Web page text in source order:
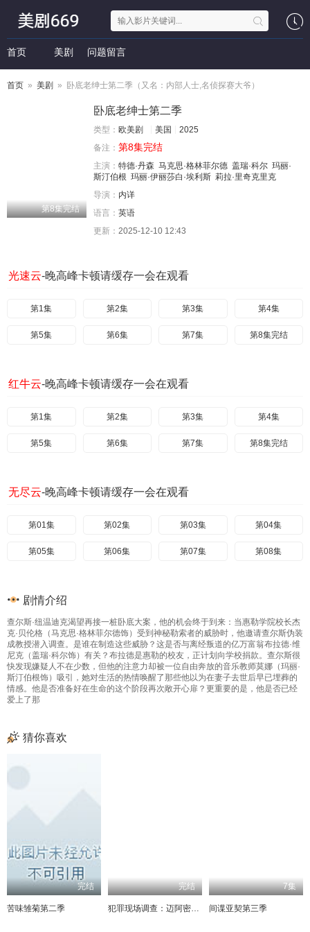
首页 美剧 问题留言
首页 » 美剧 » 卧底老绅士第二季（又名：内部人士,名侦探赛大爷）
第8集完结
卧底老绅士第二季
类型： 欧美剧 美国
2025
备注： 第8集完结
主演： 特德·丹森 马克思·格林菲尔德 盖瑞·科尔 玛丽·
斯汀伯根 玛丽·伊丽莎白·埃利斯 莉拉·里奇克里克
导演： 内详
语言： 英语
更新： 2025-12-10 12:43
光速云-晚高峰卡顿请缓存一会在观看
第1集 第2集 第3集 第4集
第5集 第6集 第7集 第8集完结
红牛云-晚高峰卡顿请缓存一会在观看
第1集 第2集 第3集 第4集
第5集 第6集 第7集 第8集完结
无尽云-晚高峰卡顿请缓存一会在观看
第01集 第02集 第03集 第04集
第05集 第06集 第07集 第08集
剧情介绍
查尔斯·纽温迪克渴望再接一桩卧底大案，他的机会终于到来：当惠勒学院校长杰
克·贝伦格（马克思·格林菲尔德饰）受到神秘勒索者的威胁时，他邀请查尔斯伪装
成教授潜入调查。是谁在制造这些威胁？这是否与离经叛道的亿万富翁布拉德·维
尼克（盖瑞·科尔饰）有关？布拉德是惠勒的校友，正计划向学校捐款。查尔斯很
快发现嫌疑人不在少数，但他的注意力却被一位自由奔放的音乐教师莫娜（玛丽·
斯汀伯根饰）吸引，她对生活的热情唤醒了那些他以为在妻子去世后早已埋葬的
情感。他是否准备好在生命的这个阶段再次敞开心扉？更重要的是，他是否已经
爱上了那
猜你喜欢
完结
苦味雏菊第二季
完结
犯罪现场调查：迈阿密第五季
7集
间谍亚契第三季